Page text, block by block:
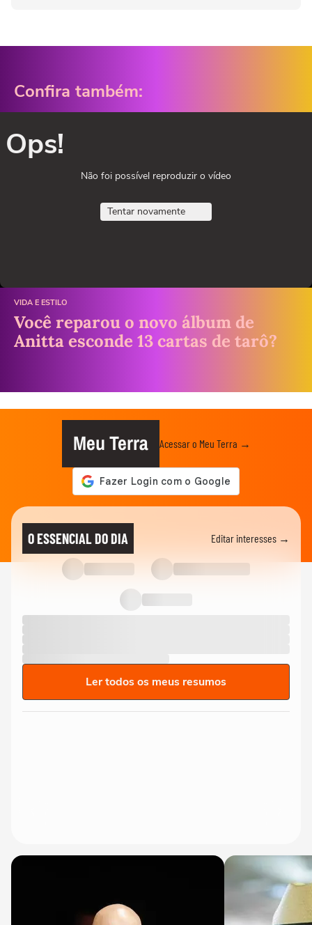
Confira também:
Ops!
Não foi possível reproduzir o vídeo
Tentar novamente
VIDA E ESTILO
Você reparou o novo álbum de
Anitta esconde 13 cartas de tarô?
Meu Terra Acessar o Meu Terra →
O ESSENCIAL DO DIA Editar interesses →
Ler todos os meus resumos